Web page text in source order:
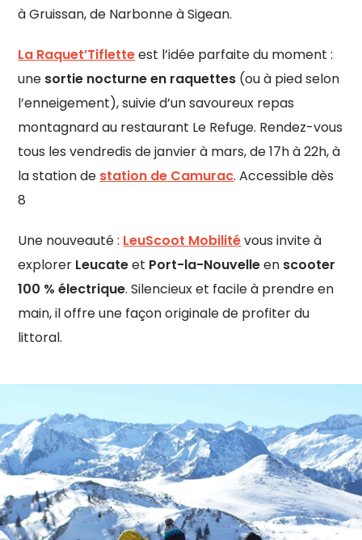
à Gruissan, de Narbonne à Sigean.
La Raquet’Tifletteest l’idée parfaite du moment :
une sortie nocturne en raquettes (ou à pied selon
l’enneigement), suivie d’un savoureux repas
montagnard au restaurant Le Refuge. Rendez-vous
tous les vendredis de janvier à mars, de 17h à 22h, à
la station de station de Camurac. Accessible dès
8
Une nouveauté : LeuScoot Mobilitévous invite à
explorer Leucateet Port-la-Nouvelleen scooter
100 % électrique. Silencieux et facile à prendre en
main, il offre une façon originale de profiter du
littoral.